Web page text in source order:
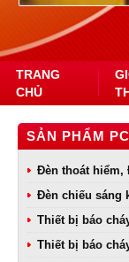
TRANG
CHỦ
SẢN PHẨM
Đèn thoát hiểm,
Đèn chiếu sáng
Thiết bị báo
Thiết bị báo